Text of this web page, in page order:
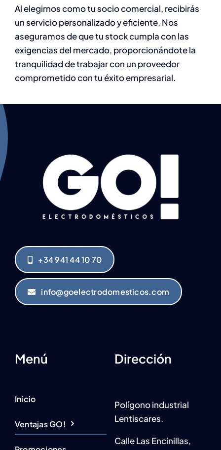
Al elegirnos como tu socio comercial, recibirás
un servicio personalizado y eficiente. Nos
aseguramos de que tu stock cumpla con las
exigencias del mercado, proporcionándote la
tranquilidad de trabajar con un proveedor
comprometido con tu éxito empresarial.
+34 941 44 10 70
info@goelectrodomesticos.com
Menú
Inicio
Ventajas GO!
Dirección
Polígono industrial
Lentiscares.
Calle Las Encinillas,